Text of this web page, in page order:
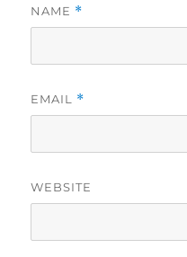
NAME *
EMAIL *
WEBSITE